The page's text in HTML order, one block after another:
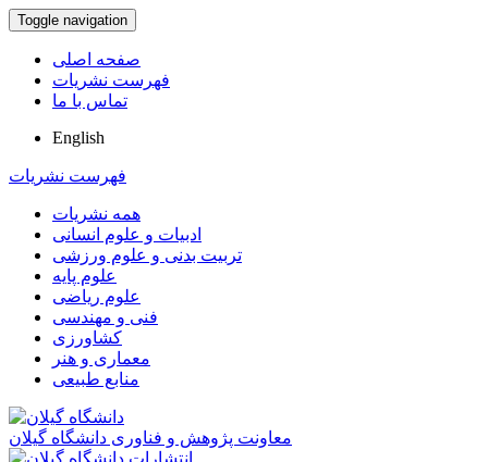
Toggle navigation
صفحه اصلی
فهرست نشریات
تماس با ما
English
فهرست نشریات
همه نشریات
ادبیات و علوم انسانی
تربیت بدنی و علوم ورزشی
علوم پایه
علوم ریاضی
فنی و مهندسی
کشاورزی
معماری و هنر
منابع طبیعی
معاونت پژوهش و فناوری دانشگاه گیلان